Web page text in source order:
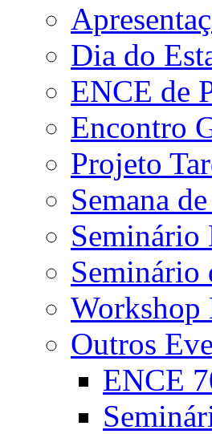
Dia do
ENCE de
Encontro
Projeto
Semana
Seminário
Seminário
Workshop
Outros
ENCE